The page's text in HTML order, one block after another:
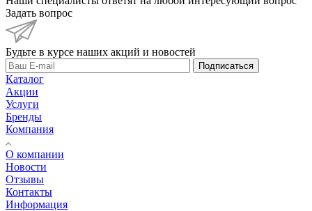
Задать вопрос
Будьте в курсе наших акций и новостей
Подписаться
Каталог
Акции
Услуги
Бренды
Компания
О компании
Новости
Отзывы
Контакты
Информация